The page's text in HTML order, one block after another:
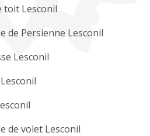
toit Lesconil
de Persienne Lesconil
Lesconil
de volet Lesconil